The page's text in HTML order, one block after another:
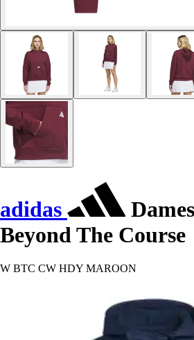
adidas
Beyond The Course
W BTC CW HDY MAROON